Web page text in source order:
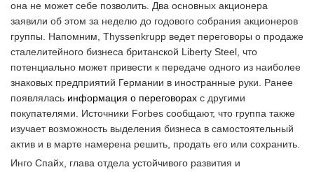
она не может себе позволить. Два основных акционера
заявили об этом за неделю до годового собрания акционеров
группы. Напомним, Thyssenkrupp ведет переговоры о продаже
сталелитейного бизнеса британской Liberty Steel, что
потенциально может привести к передаче одного из наиболее
знаковых предприятий Германии в иностранные руки. Ранее
появлялась информация о переговорах с другими
покупателями. Источники Forbes сообщают, что группа также
изучает возможность выделения бизнеса в самостоятельный
актив и в марте намерена решить, продать его или сохранить.
Инго Спайх, глава отдела устойчивого развития и